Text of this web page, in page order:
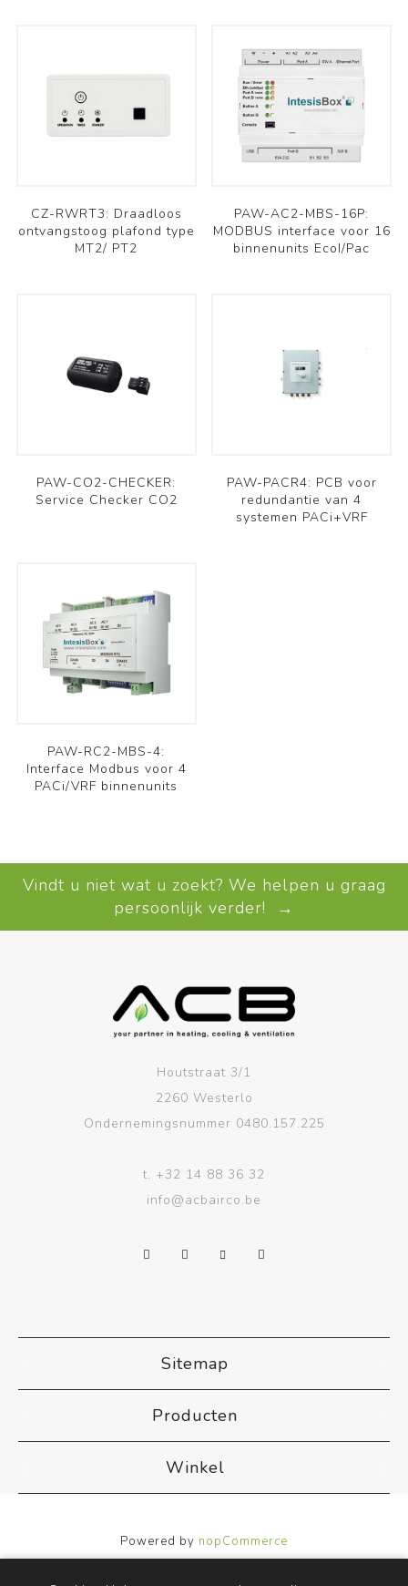
CZ-RWRT3: Draadloos
ontvangstoog plafond type
MT2/ PT2
PAW-AC2-MBS-16P:
MODBUS interface voor 16
binnenunits EcoI/Pac
PAW-CO2-CHECKER:
Service Checker CO2
PAW-PACR4: PCB voor
redundantie van 4
systemen PACi+VRF
PAW-RC2-MBS-4:
Interface Modbus voor 4
PACi/VRF binnenunits
Vindt u niet wat u zoekt? We helpen u graag
persoonlijk verder! →
Houtstraat 3/1
2260 Westerlo
Ondernemingsnummer 0480.157.225
t. +32 14 88 36 32
info@acbairco.be
Sitemap
Producten
Winkel
Powered by nopCommerce
Designed byNop-Templates.com